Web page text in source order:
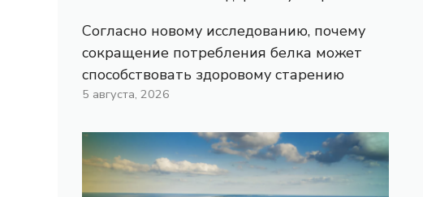
Согласно новому исследованию, почему
сокращение потребления белка может
способствовать здоровому старению
5 августа, 2026